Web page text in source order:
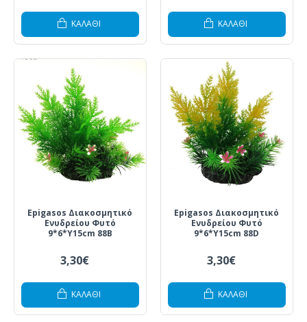
ΚΑΛΆΘΙ ΚΑΛΆΘΙ
Epigasos Διακοσμητικό
Ενυδρείου Φυτό
9*6*Y15cm 88B
3,30€
ΚΑΛΆΘΙ
Epigasos Διακοσμητικό
Ενυδρείου Φυτό
9*6*Y15cm 88D
3,30€
ΚΑΛΆΘΙ